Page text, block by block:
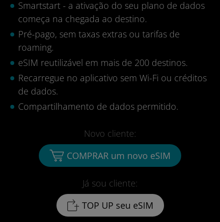
Smartstart - a ativação do seu plano de dados
começa na chegada ao destino.
Pré-pago, sem taxas extras ou tarifas de
roaming.
eSIM reutilizável em mais de 200 destinos.
Recarregue no aplicativo sem Wi-Fi ou créditos
de dados.
Compartilhamento de dados permitido.
Já sou cliente:
TOP UP seu eSIM
Novo cliente:
COMPRAR um novo eSIM